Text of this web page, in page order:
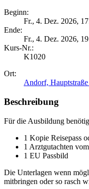
Beginn:
Fr., 4. Dez. 2026,
Ende:
Fr., 4. Dez. 2026,
Kurs-Nr.:
K1020
Ort:
Andorf,
Beschreibung
Für die Ausbildung
1 Kopie Reisepass
1 Arztgutachten
1 EU Passbild
Die Unterlagen wenn
mitbringen oder so rasch